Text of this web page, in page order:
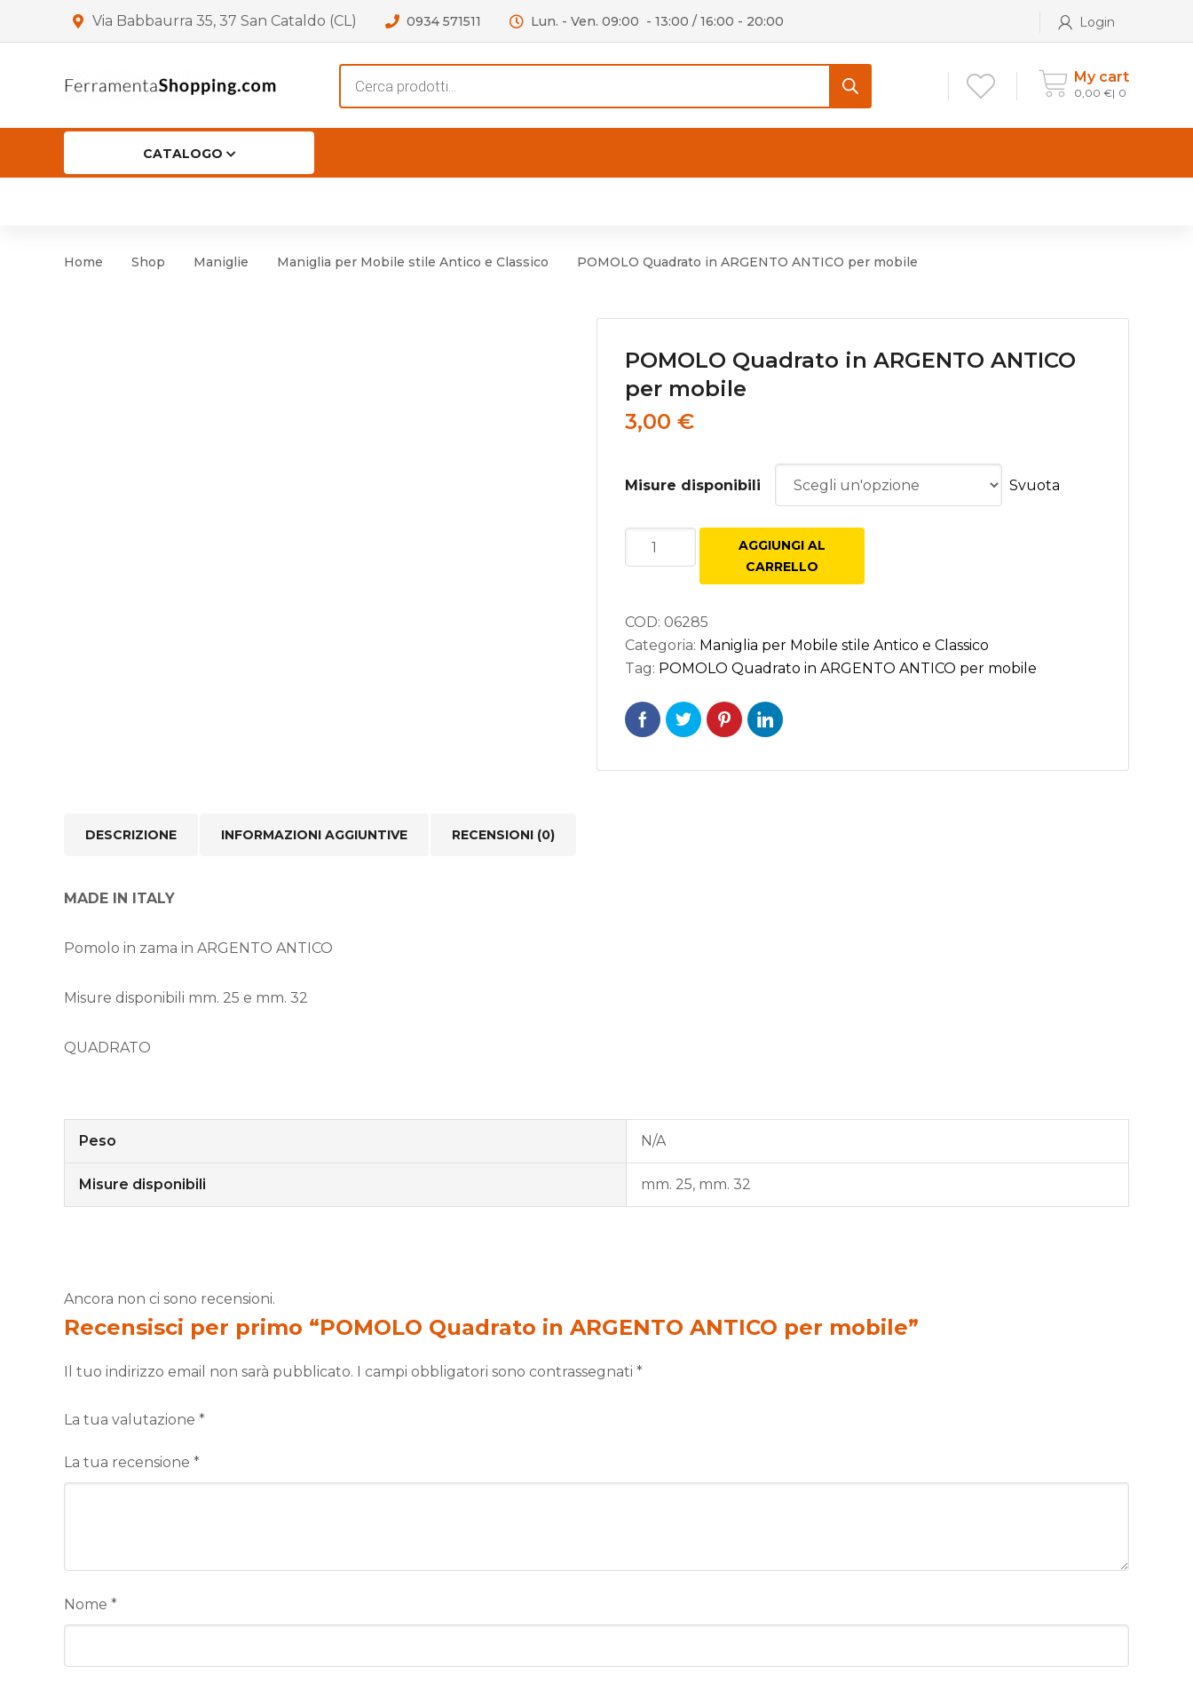
Via Babbaurra 35, 37 San Cataldo (CL) 0934 571511 Lun. - Ven. 09:00 - 13:00 / 16:00 - 20:00 Login
My cart
0,00 € 0
CATALOGO
Accessori vari
Lampade led
Antico e Classico
Moderno
Home Shop Maniglie Maniglia per Mobile stile Antico e Classico POMOLO Quadrato in ARGENTO ANTICO per mobile
POMOLO Quadrato in ARGENTO ANTICO
per mobile
3,00 €
Misure disponibili Svuota
POMOLO
Quadrato
ARGENTO
ANTICO
per
quantità
AGGIUNGI AL
CARRELLO
COD: 06285
Categoria: Maniglia per Mobile stile Antico e Classico
Tag: POMOLO Quadrato in ARGENTO ANTICO per mobile
DESCRIZIONE INFORMAZIONI AGGIUNTIVE RECENSIONI (0)
MADE IN ITALY
Pomolo in zama in ARGENTO ANTICO
Misure disponibili mm. 25 e mm. 32
QUADRATO
Peso N/A
Misure disponibili mm. 25, mm. 32
Ancora non ci sono recensioni.
Recensisci per primo “POMOLO Quadrato in ARGENTO ANTICO per mobile”
Il tuo indirizzo email non sarà pubblicato. I campi obbligatori sono contrassegnati *
La tua valutazione *
La tua recensione *
Nome *